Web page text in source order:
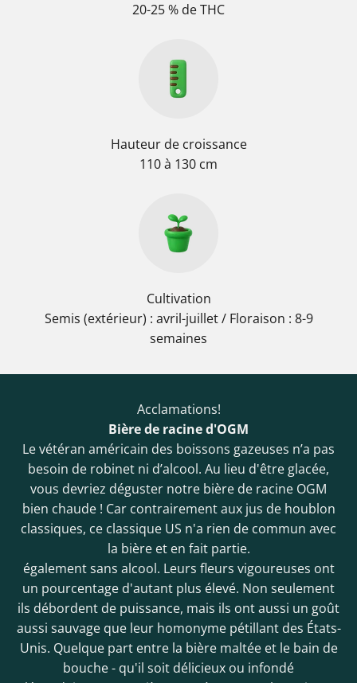
20-25 % de THC
Hauteur de croissance
110 à 130 cm
Cultivation
Semis (extérieur) : avril-juillet / Floraison : 8-9
semaines
Acclamations!
Bière de racine d'OGM
Le vétéran américain des boissons gazeuses n’a pas
besoin de robinet ni d’alcool. Au lieu d'être glacée,
vous devriez déguster notre bière de racine OGM
bien chaude ! Car contrairement aux jus de houblon
classiques, ce classique US n'a rien de commun avec
la bière et en fait partie.
également sans alcool. Leurs fleurs vigoureuses ont
un pourcentage d'autant plus élevé. Non seulement
ils débordent de puissance, mais ils ont aussi un goût
aussi sauvage que leur homonyme pétillant des États-
Unis. Quelque part entre la bière maltée et le bain de
bouche - qu'il soit délicieux ou infondé